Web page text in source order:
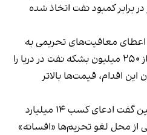
در برابر کمبود نفت اتخاذ شده
اعطای معافیت‌های تحریمی به
ایران و روسیه توانست بیش از ۲۵۰ میلیون بشکه نفت در دریا را
اقدام، قیمت‌ها بالاتر
وزیر خزانه‌داری آمریکا، همچنین گفت ادعای کسب ۱۴ میلیارد
از محل لغو تحریم‌ها «افسانه»